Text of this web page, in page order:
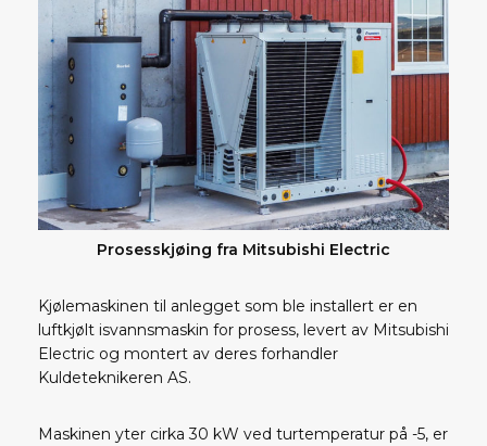
Prosesskjøing fra Mitsubishi Electric
Kjølemaskinen til anlegget som ble installert er en
luftkjølt isvannsmaskin for prosess, levert av Mitsubishi
Electric og montert av deres forhandler
Kuldeteknikeren AS.
Maskinen yter cirka 30 kW ved turtemperatur på -5, er